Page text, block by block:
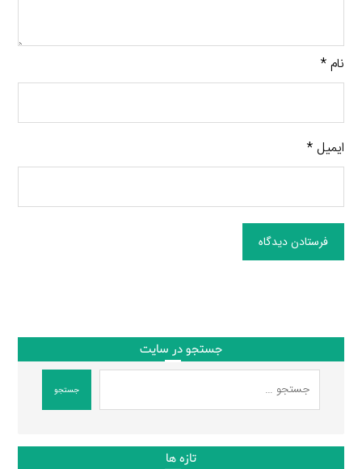
نام*
ایمیل*
فرستادن دیدگاه
جستجو در سایت
جستجو
تازه ها